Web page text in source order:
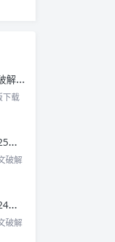
Navicat Premium 17 激活破解版下载及安装教程
下载
Adobe Acrobat Pro DC 2025中文破解版下载及安装实用教程
破解
Adobe Acrobat Pro DC 2024中文破解版下载及安装实用教程
破解